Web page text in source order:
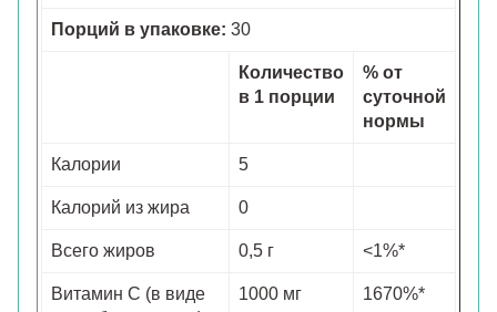
Порций в упаковке: 30
Количество
в 1 порции
% от
суточной
нормы
Калории 5
Калорий из жира 0
Всего жиров 0,5 г <1%*
Витамин С (в виде
1000 мг 1670%*